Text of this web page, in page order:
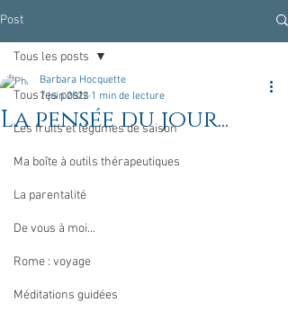
Post
Tous les posts
Les fruits et légumes de saison
Ma boîte à outils thérapeutiques
La parentalité
De vous à moi...
Rome : voyage
Méditations guidées
Tous les posts
La pensée du jour...
Barbara Hocquette
7 juin 2022 1 min de lecture